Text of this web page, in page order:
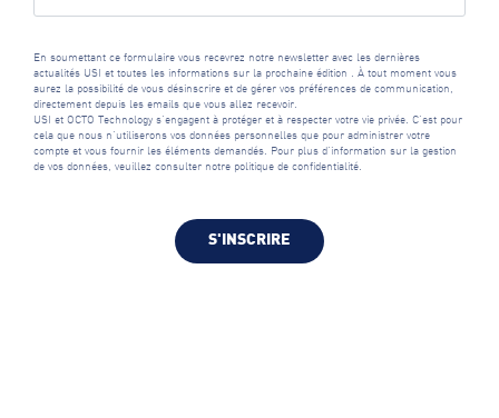
En soumettant ce formulaire vous recevrez notre newsletter avec les dernières
actualités USI et toutes les informations sur la prochaine édition . À tout moment vous
aurez la possibilité de vous désinscrire et de gérer vos préférences de communication,
directement depuis les emails que vous allez recevoir.
USI et OCTO Technology s'engagent à protéger et à respecter votre vie privée. C'est pour
cela que nous n'utiliserons vos données personnelles que pour administrer votre
compte et vous fournir les éléments demandés. Pour plus d'information sur la gestion
de vos données, veuillez consulter notre politique de confidentialité